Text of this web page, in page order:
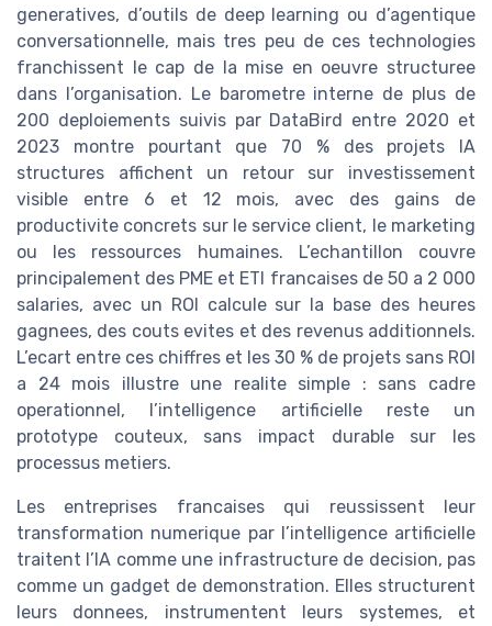
generatives, d’outils de deep learning ou d’agentique
conversationnelle, mais tres peu de ces technologies
franchissent le cap de la mise en oeuvre structuree
dans l’organisation. Le barometre interne de plus de
200 deploiements suivis par DataBird entre 2020 et
2023 montre pourtant que 70 % des projets IA
structures affichent un retour sur investissement
visible entre 6 et 12 mois, avec des gains de
productivite concrets sur le service client, le marketing
ou les ressources humaines. L’echantillon couvre
principalement des PME et ETI francaises de 50 a 2 000
salaries, avec un ROI calcule sur la base des heures
gagnees, des couts evites et des revenus additionnels.
L’ecart entre ces chiffres et les 30 % de projets sans ROI
a 24 mois illustre une realite simple : sans cadre
operationnel, l’intelligence artificielle reste un
prototype couteux, sans impact durable sur les
processus metiers.
Les entreprises francaises qui reussissent leur
transformation numerique par l’intelligence artificielle
traitent l’IA comme une infrastructure de decision, pas
comme un gadget de demonstration. Elles structurent
leurs donnees, instrumentent leurs systemes, et